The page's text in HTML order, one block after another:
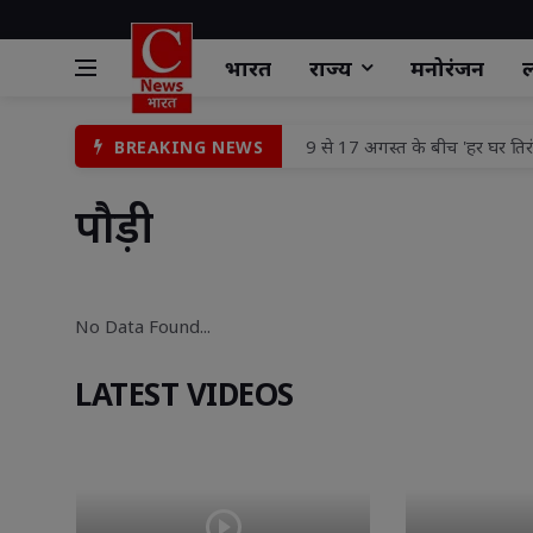
भारत राज्य मनोरंजन
BREAKING NEWS
किशोरी का अपहरण कर छेड़छाड़ के
जिले में सरकारी कार्यालयों से
पौड़ी
No Data Found...
LATEST VIDEOS